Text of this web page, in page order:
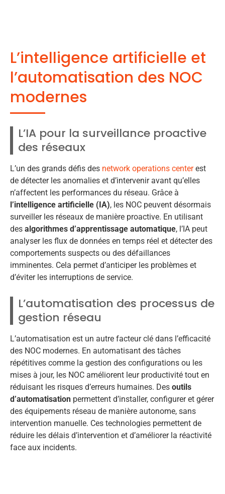
L’intelligence artificielle et
l’automatisation des NOC
modernes
L’IA pour la surveillance proactive
des réseaux
L’un des grands défis des network operations centerest
de détecter les anomalies et d’intervenir avant qu’elles
n’affectent les performances du réseau. Grâce à
l’intelligence artificielle (IA), les NOC peuvent désormais
surveiller les réseaux de manière proactive. En utilisant
des algorithmes d’apprentissage automatique, l’IA peut
analyser les flux de données en temps réel et détecter des
comportements suspects ou des défaillances
imminentes. Cela permet d’anticiper les problèmes et
d’éviter les interruptions de service.
L’automatisation des processus de
gestion réseau
L’automatisation est un autre facteur clé dans l’efficacité
des NOC modernes. En automatisant des tâches
répétitives comme la gestion des configurations ou les
mises à jour, les NOC améliorent leur productivité tout en
réduisant les risques d’erreurs humaines. Des outils
d’automatisation permettent d’installer, configurer et gérer
des équipements réseau de manière autonome, sans
intervention manuelle. Ces technologies permettent de
réduire les délais d’intervention et d’améliorer la réactivité
face aux incidents.